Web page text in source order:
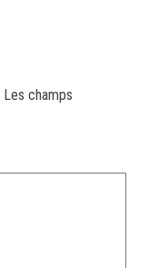
Les champs